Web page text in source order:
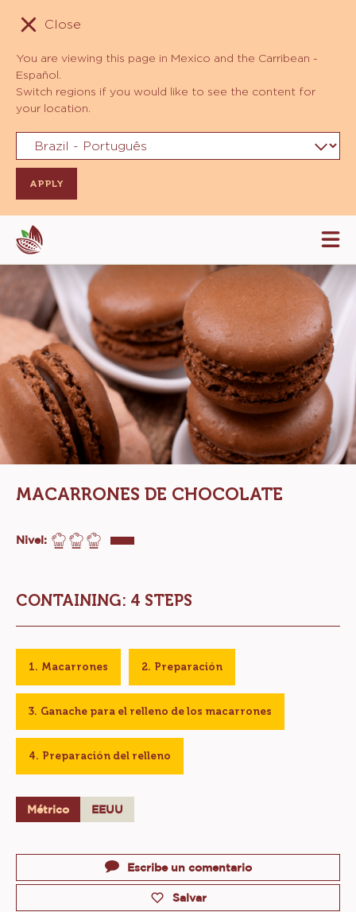
Close
You are viewing this page in Mexico and the Carribean -
Español.
Switch regions if you would like to see the content for
your location.
Skip
to
main
content
MACARRONES DE CHOCOLATE
Nivel:
CONTAINING: 4 STEPS
Macarrones Preparación
Ganache para el relleno de los macarrones
Preparación del relleno
Métrico EEUU
Escribe un comentario
Salvar